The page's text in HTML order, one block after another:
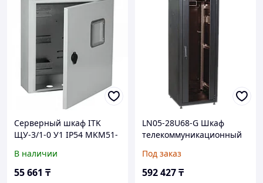
Серверный шкаф ITK
ЩУ-3/1-0 У1 IP54 MKM51-
В наличии
55 661 ₸
LN05-28U68-G Шкаф
телекоммуникационный
Под заказ
592 427₸